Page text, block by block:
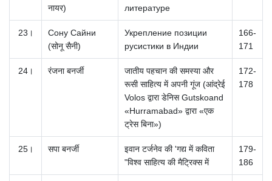
नायर)
литературе
23।
Сону Сайни
(सोनू सैनी)
Укрепление позиции
русистики в Индии
166-
171
24। रंजना बनर्जी
जातीय पहचान की समस्या और
रूसी साहित्य में अपनी गूंज (आंद्रेई
Volos द्वारा डेनिस Gutskoand
«Hurramabad» द्वारा «एक
ट्रेस बिना»)
172-
178
25। सपा बनर्जी
इवान टर्जनेव की 'गद्य में कविता
"विश्व साहित्य की मैट्रिक्स में
179-
186